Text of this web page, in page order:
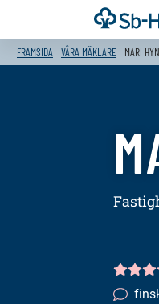
Till
innehållet
Framsida
FRAMSIDA VÅRA MÄKLARE MARI
5/5